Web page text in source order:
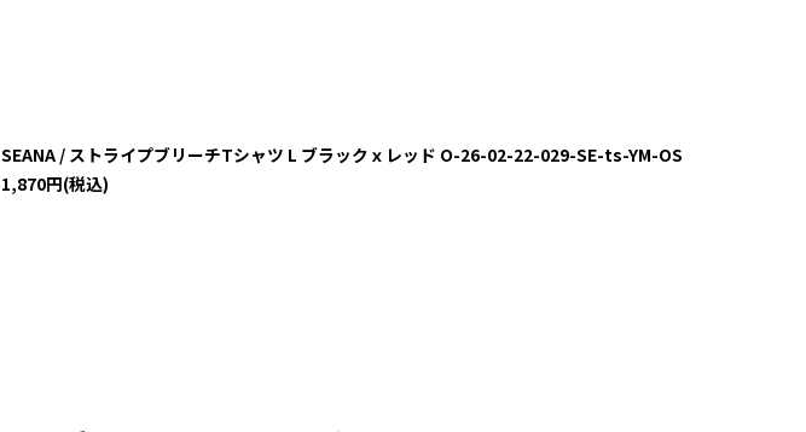
SEANA / ストライプブリーチTシャツ L ブラックｘレッド O-26-02-22-029-SE-ts-YM-OS
1,870円(税込)